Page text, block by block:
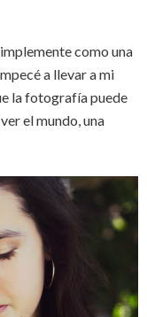
como una
a llevar a mi
la fotografía puede
el mundo, una